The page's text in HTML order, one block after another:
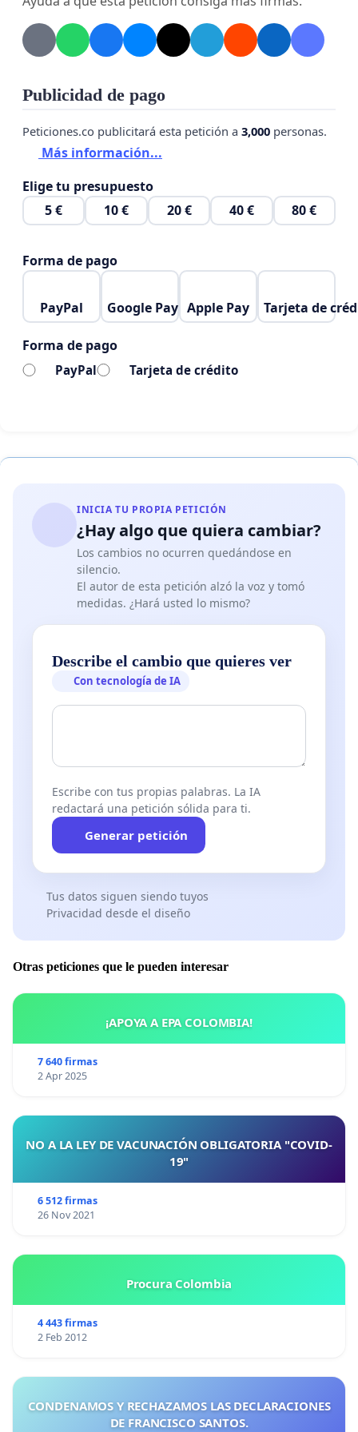
Sin otro particular nos despedimos atentamente
esperando una pronta y favorable respuesta.
Publicidad de pago
Peticiones.co publicitará esta petición a 3,000 personas.
Más información...
Elige tu presupuesto
5 €
10 € 20 € 40 € 80 €
Forma de pago
PayPal Google Pay Apple Pay Tarjeta de
Forma de pago
PayPal Tarjeta de crédito
INICIA TU PROPIA PETICIÓN
¿Hay algo que quiera cambiar?
Los cambios no ocurren quedándose en
silencio.
El autor de esta petición alzó la voz y tomó
medidas. ¿Hará usted lo mismo?
Describe el cambio que quieres ver
Con tecnología de IA
Escribe con tus propias palabras. La IA
redactará una petición sólida para ti.
Generar petición
Tus datos siguen siendo tuyos
Privacidad desde el diseño
Otras peticiones que le pueden interesar
¡APOYA A EPA COLOMBIA!
7 640 firmas
2 Apr 2025
NO A LA LEY DE VACUNACIÓN OBLIGATORIA "COVID-
19"
6 512 firmas
26 Nov 2021
Procura Colombia
4 443 firmas
2 Feb 2012
CONDENAMOS Y RECHAZAMOS LAS DECLARACIONES
DE FRANCISCO SANTOS.